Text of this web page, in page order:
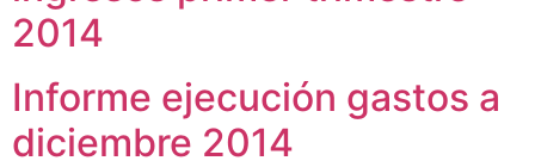
2014
Informe ejecución gastos a
diciembre 2014